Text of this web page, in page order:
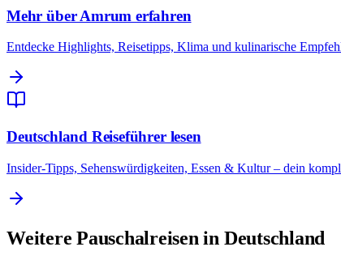
Mehr über Amrum erfahren
Entdecke Highlights, Reisetipps, Klima und kulinarische
Deutschland Reiseführer lesen
Insider-Tipps, Sehenswürdigkeiten, Essen & Kultur – dein
Weitere Pauschalreisen in Deutschland